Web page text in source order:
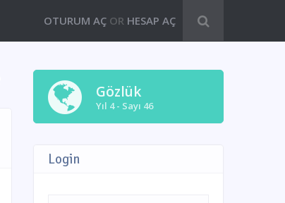
OTURUM AÇ OR HESAP AÇ
Gözlük
Yıl 4 - Sayı 46
Login